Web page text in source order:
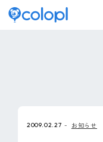
2009.02.27 お知らせ